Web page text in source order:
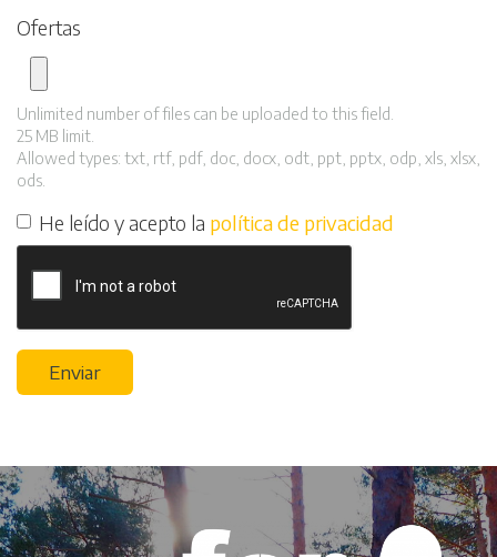
Ofertas
Unlimited number of files can be uploaded to this field.
25 MB limit.
Allowed types: txt, rtf, pdf, doc, docx, odt, ppt, pptx, odp, xls, xlsx,
ods.
He leído y acepto la política de privacidad
Enviar